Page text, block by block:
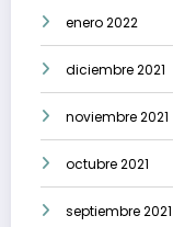
enero 2022
diciembre 2021
noviembre 2021
octubre 2021
septiembre 2021